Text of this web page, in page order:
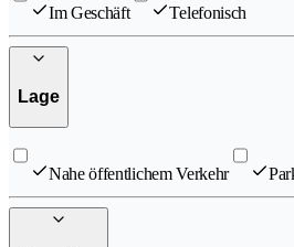
Im Geschäft Telefonisch
Lage
Nahe öffentlichem Verkehr